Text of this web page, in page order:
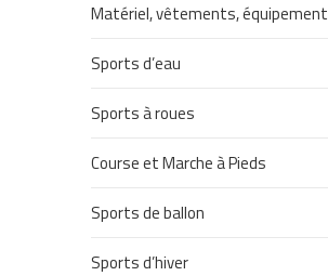
Matériel, vêtements, équipement
Sports d’eau
Sports à roues
Course et Marche à Pieds
Sports de ballon
Sports d’hiver